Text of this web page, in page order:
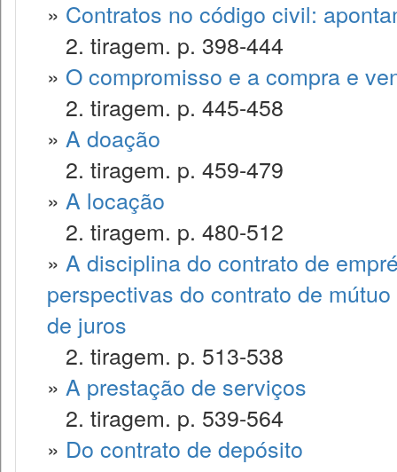
» Contratos no código civil:
2. tiragem. p. 398-444
» O compromisso e a compra e
2. tiragem. p. 445-458
» A doação
2. tiragem. p. 459-479
» A locação
2. tiragem. p. 480-512
» A disciplina do contrato de
perspectivas do contrato de
de juros
2. tiragem. p. 513-538
» A prestação de serviços
2. tiragem. p. 539-564
» Do contrato de depósito